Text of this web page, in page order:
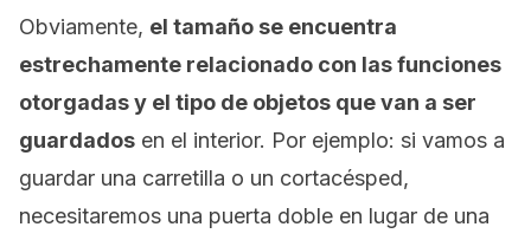
Obviamente, el tamaño se encuentra
estrechamente relacionado con las funciones
otorgadas y el tipo de objetos que van a ser
guardados en el interior. Por ejemplo: si vamos a
guardar una carretilla o un cortacésped,
necesitaremos una puerta doble en lugar de una